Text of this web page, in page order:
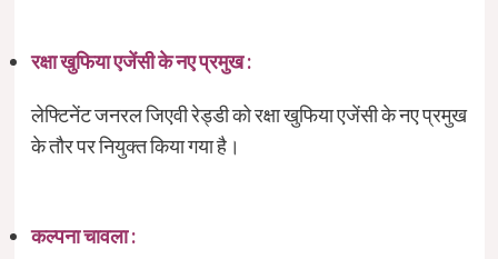
रक्षा खुफिया एजेंसी के नए प्रमुख :
लेफ्टिनेंट जनरल जिएवी रेड्डी को रक्षा खुफिया एजेंसी के नए प्रमुख
के तौर पर नियुक्त किया गया है।
कल्पना चावला :